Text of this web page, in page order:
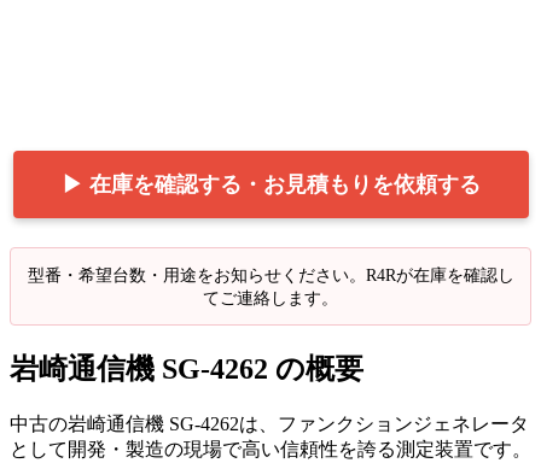
▶ 在庫を確認する・お見積もりを依頼する
型番・希望台数・用途をお知らせください。R4Rが在庫を確認し
てご連絡します。
岩崎通信機 SG-4262 の概要
中古の岩崎通信機 SG-4262は、ファンクションジェネレータ
として開発・製造の現場で高い信頼性を誇る測定装置です。